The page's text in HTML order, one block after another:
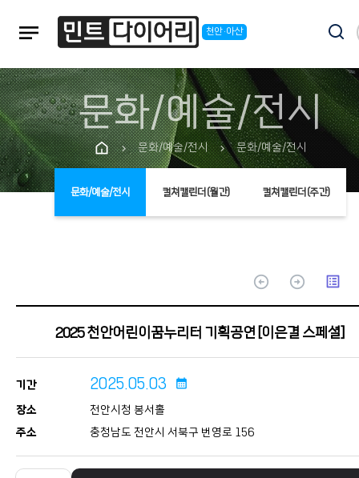
notes 천안·아산
문화/예술/전시
chevron_right 문화/예술/전시 chevron_right 문화/예술/전시
문화/예술/전시 컬쳐캘린더(월간) 컬쳐캘린더(주간)
arrow_circle_up arrow_circle_up list_alt
2025 천안어린이꿈누리터 기획공연[이은결 스페셜]
기간 2025.05.03 calendar_month
장소
천안시청 봉서홀
주소
충청남도 천안시 서북구 번영로 156